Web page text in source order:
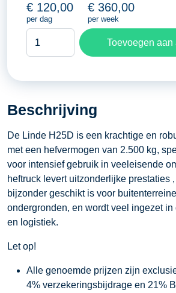
€ 120,00
per dag
€ 360,00
per week
aantal
Toevoegen aan
Beschrijving
De Linde H25D is een krachtige en
met een hefvermogen van 2.500 kg,
voor intensief gebruik in veeleisende
heftruck levert uitzonderlijke prestaties
bijzonder geschikt is voor
ondergronden, en wordt veel ingezet
en logistiek.
Let op!
Alle genoemde prijzen zijn
4% verzekeringsbijdrage en 21%